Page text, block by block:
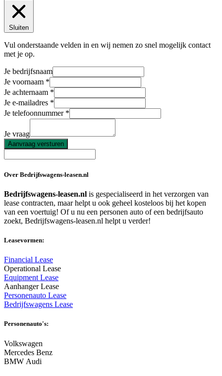
Sluiten
Vul onderstaande velden in en wij nemen zo snel mogelijk contact
met je op.
Je bedrijfsnaam
Je voornaam
Je achternaam
Je e-mailadres
Je telefoonnummer
Je vraag
Aanvraag versturen
Over Bedrijfswagens-leasen.nl
Bedrijfswagens-leasen.nl is gespecialiseerd in het verzorgen van
lease contracten, maar helpt u ook geheel kosteloos bij het kopen
van een voertuig! Of u nu een personen auto of een bedrijfsauto
zoekt, Bedrijfswagens-leasen.nl helpt u verder!
Leasevormen:
Financial Lease
Operational Lease
Equipment Lease
Aanhanger Lease
Personenauto Lease
Bedrijfswagens Lease
Personenauto's:
Volkswagen
Mercedes Benz
BMW Audi